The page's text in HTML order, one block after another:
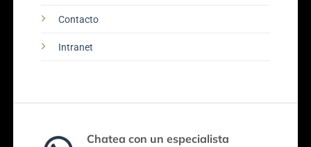
Contacto
Intranet
Chatea con un especialista